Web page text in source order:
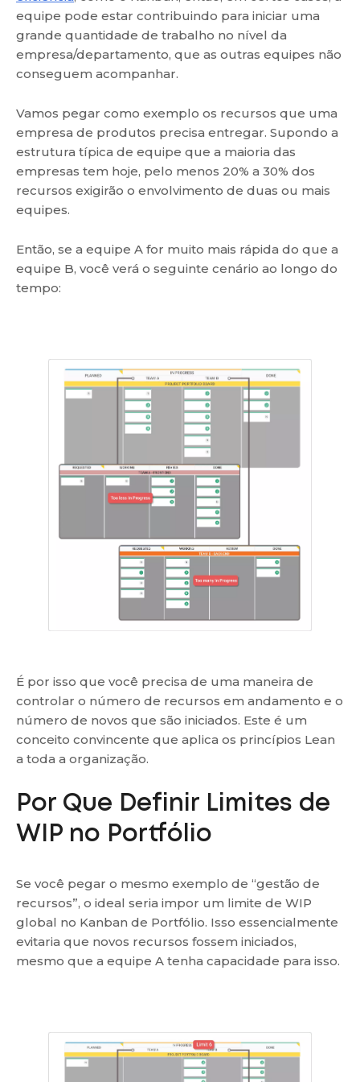
equipe pode estar contribuindo para iniciar uma
grande quantidade de trabalho no nível da
empresa/departamento, que as outras equipes não
conseguem acompanhar.
Vamos pegar como exemplo os recursos que uma
empresa de produtos precisa entregar. Supondo a
estrutura típica de equipe que a maioria das
empresas tem hoje, pelo menos 20% a 30% dos
recursos exigirão o envolvimento de duas ou mais
equipes.
Então, se a equipe A for muito mais rápida do que a
equipe B, você verá o seguinte cenário ao longo do
tempo:
É por isso que você precisa de uma maneira de
controlar o número de recursos em andamento e o
número de novos que são iniciados. Este é um
conceito convincente que aplica os princípios Lean
a toda a organização.
Por Que Definir Limites de
WIP no Portfólio
Se você pegar o mesmo exemplo de “gestão de
recursos”, o ideal seria impor um limite de WIP
global no Kanban de Portfólio. Isso essencialmente
evitaria que novos recursos fossem iniciados,
mesmo que a equipe A tenha capacidade para isso.